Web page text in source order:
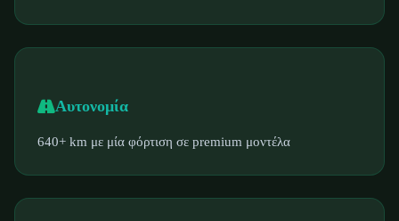
Αυτονομία
640+ km με μία φόρτιση σε premium μοντέλα